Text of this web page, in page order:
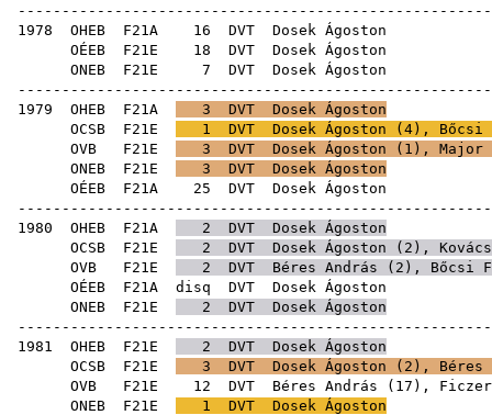
1978 OHEB F21A 16 DVT
OÉEB F21E 18 DVT
ONEB F21E 7 DVT
1979 OHEB F21A 3 DVT Dosek Ágoston
OCSB F21E 1 DVT Dosek Ágoston ( 4), Bőcsi
OVB F21E 3 DVT Dosek Ágoston ( 1 ), Major
ONEB F21E 3 DVT Dosek Ágoston
OÉEB F21A 25 DVT
1980 OHEB F21A 2 DVT Dosek Ágoston
OCSB F21E 2 DVT Dosek Ágoston ( 2 ),
OVB F21E 2 DVT Béres András ( 2 ), Bőcsi
OÉEB F21A disq DVT
ONEB F21E 2 DVT Dosek Ágoston
1981 OHEB F21E 2 DVT Dosek Ágoston
OCSB F21E 3 DVT Dosek Ágoston ( 2 ), Béres
OVB F21E 12 DVT Béres András ( 17 ),
ONEB F21E 1 DVT Dosek Ágoston